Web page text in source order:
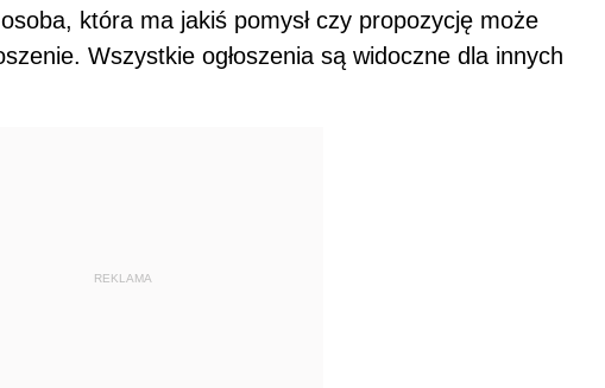
która ma jakiś pomysł czy propozycję może
Wszystkie ogłoszenia są widoczne dla innych
REKLAMA